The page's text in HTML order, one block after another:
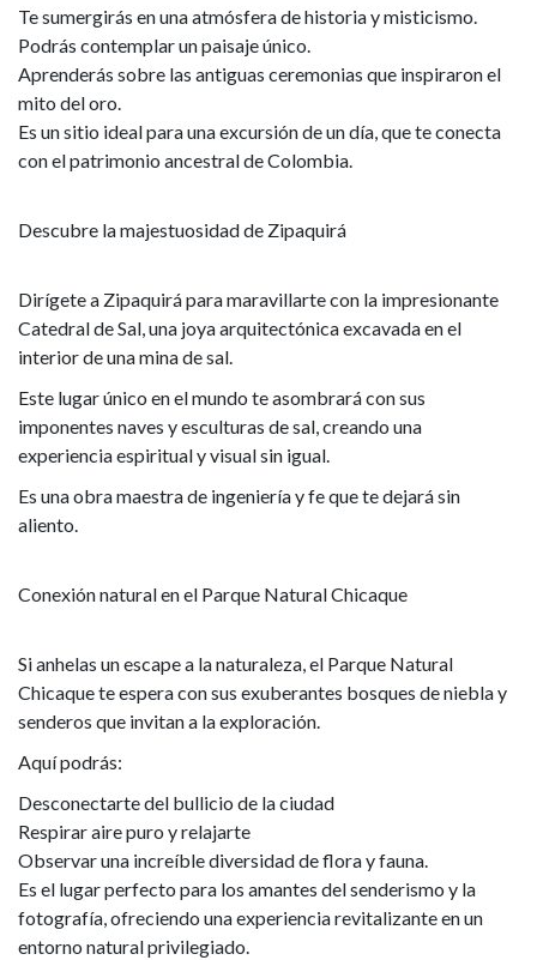
Te sumergirás en una atmósfera de historia y misticismo.
Podrás contemplar un paisaje único.
Aprenderás sobre las antiguas ceremonias que inspiraron el
mito del oro.
Es un sitio ideal para una excursión de un día, que te conecta
con el patrimonio ancestral de Colombia.
Descubre la majestuosidad de Zipaquirá
Dirígete a Zipaquirá para maravillarte con la impresionante
Catedral de Sal, una joya arquitectónica excavada en el
interior de una mina de sal.
Este lugar único en el mundo te asombrará con sus
imponentes naves y esculturas de sal, creando una
experiencia espiritual y visual sin igual.
Es una obra maestra de ingeniería y fe que te dejará sin
aliento.
Conexión natural en el Parque Natural Chicaque
Si anhelas un escape a la naturaleza, el Parque Natural
Chicaque te espera con sus exuberantes bosques de niebla y
senderos que invitan a la exploración.
Aquí podrás:
Desconectarte del bullicio de la ciudad
Respirar aire puro y relajarte
Observar una increíble diversidad de flora y fauna.
Es el lugar perfecto para los amantes del senderismo y la
fotografía, ofreciendo una experiencia revitalizante en un
entorno natural privilegiado.